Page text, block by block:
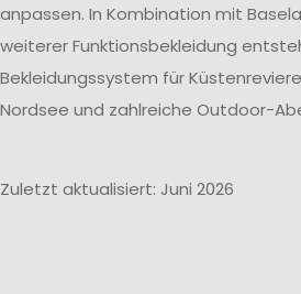
anpassen. In Kombination mit
weiterer Funktionsbekleidung
Bekleidungssystem für
Nordsee und zahlreiche Outdoor-
Zuletzt aktualisiert: Juni 2026